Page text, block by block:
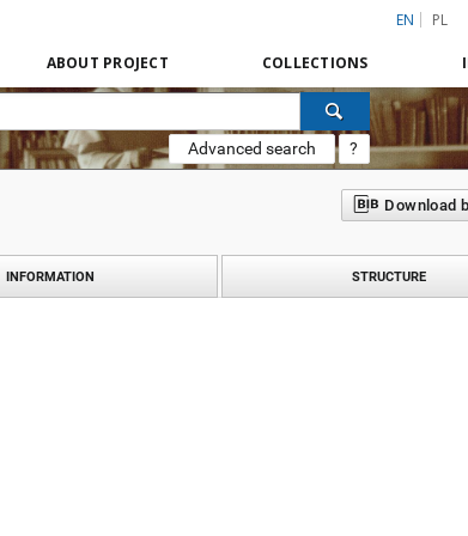
EN PL
ABOUT PROJECT COLLECTIONS
Advanced search ?
Download
INFORMATION STRUCTURE